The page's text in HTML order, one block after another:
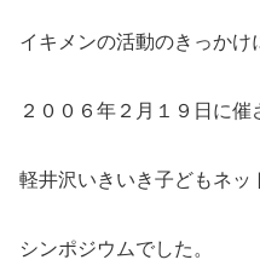
イキメンの活動のきっかけ
２００６年２月１９日に催
軽井沢いきいき子どもネッ
シンポジウムでした。